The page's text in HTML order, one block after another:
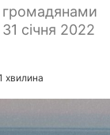
громадянами
січня 2022
хвилина